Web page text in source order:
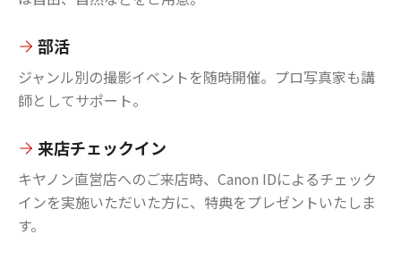
部活
ジャンル別の撮影イベントを随時開催。プロ写真家も講
師としてサポート。
来店チェックイン
キヤノン直営店へのご来店時、Canon IDによるチェック
インを実施いただいた方に、特典をプレゼントいたしま
す。